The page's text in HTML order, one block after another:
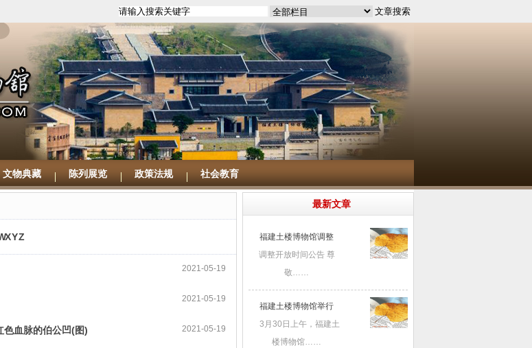
文物典藏 陈列展览 政策法规 社会教育
XYZ
2021-05-19
2021-05-19
色血脉的伯公凹(图) 2021-05-19
最新文章
福建土楼博物馆调整
调整开放时间公告 尊
敬……
福建土楼博物馆举行
3月30日上午，福建土
楼博物馆……